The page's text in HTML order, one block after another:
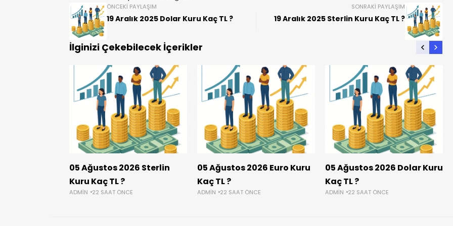
ÖNCEKI PAYLAŞIM
19 Aralık 2025 Dolar Kuru Kaç TL ?
SONRAKI PAYLAŞIM
19 Aralık 2025 Sterlin Kuru Kaç TL ?
İlginizi Çekebilecek İçerikler
05 Ağustos 2026 Sterlin
Kuru Kaç TL ?
ADMIN 22 SAAT ÖNCE
05 Ağustos 2026 Euro Kuru
Kaç TL ?
ADMIN 22 SAAT ÖNCE
05 Ağustos 2026 Dolar Kuru
Kaç TL ?
ADMIN 22 SAAT ÖNCE